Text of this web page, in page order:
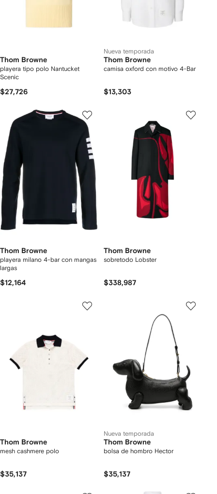
Thom Browne
playera tipo polo Nantucket
Scenic
$27,726
Nueva temporada
Thom Browne
camisa oxford con motivo 4-Bar
$13,303
Thom Browne
playera milano 4-bar con mangas
largas
$12,164
Thom Browne
sobretodo Lobster
$338,987
Thom Browne
mesh cashmere polo
$35,137
Nueva temporada
Thom Browne
bolsa de hombro Hector
$35,137